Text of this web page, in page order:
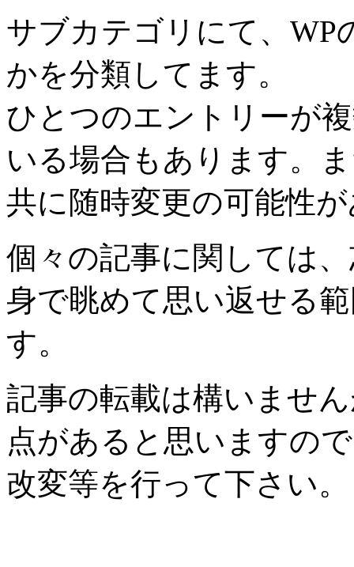
サブカテゴリにて、WP
かを分類してます。
ひとつのエントリーが
いる場合もあります。
共に随時変更の可能性
個々の記事に関しては
身で眺めて思い返せる
す。
記事の転載は構いませ
点があると思いますの
改変等を行って下さい。